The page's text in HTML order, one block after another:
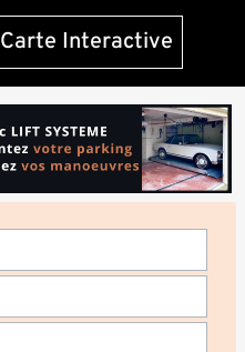
Carte Interactive